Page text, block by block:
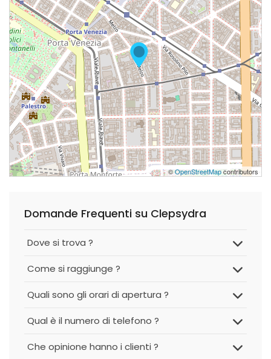
©OpenStreetMapcontributors
Domande Frequenti su Clepsydra
Dove si trova ?
Come si raggiunge ?
Quali sono gli orari di apertura ?
Qual è il numero di telefono ?
Che opinione hanno i clienti ?